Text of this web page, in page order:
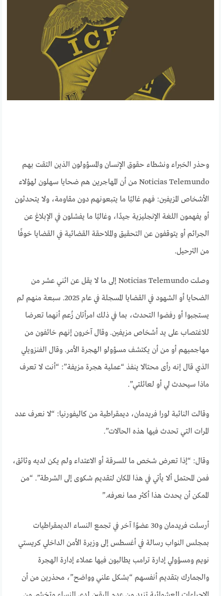
وحذر الخبراء ونشطاء حقوق الإنسان والمسؤولون الذين التقت بهم
Noticias Telemundo من أن المهاجرين هم ضحايا سهلون لهؤلاء
الأشخاص المزيفين: فهم غالبًا ما يتبعونهم دون مقاومة، ولا يتحدثون
أو يفهمون اللغة الإنجليزية جيدًا، وغالبًا ما يفشلون في الإبلاغ عن
الجرائم أو يتوقفون عن التحقيق والملاحقة القضائية في القضايا خوفًا
من الترحيل.
وصلت Noticias Telemundo إلى ما لا يقل عن اثني عشر من
الضحايا أو الشهود في القضايا المسجلة في عام 2025. سبعة منهم لم
يستجبوا أو رفضوا التحدث، بما في ذلك امرأتان زُعم أنهما تعرضا
للاغتصاب على يد أشخاص مزيفين. وقال آخرون إنهم خائفون من
مهاجميهم أو من أن يكتشف مسؤولو الهجرة الأمر. وقال الفنزويلي
الذي قال إنه رأى محتالا ينفذ “عملية هجرة مزيفة”: “أنت لا تعرف
ماذا سيحدث لي أو لعائلتي”.
وقالت النائبة لورا فريدمان، ديمقراطية من كاليفورنيا: “لا نعرف عدد
المرات التي تحدث فيها هذه الحالات”.
وقال: “إذا تعرض شخص ما للسرقة أو الاعتداء ولم يكن لديه وثائق،
فمن المحتمل ألا يأتي في هذا المكان لتقديم شكوى إلى الشرطة”. “من
الممكن أن يحدث هذا أكثر مما نعرفه.”
أرسلت فريدمان و30 عضوًا آخر في تجمع النساء الديمقراطيات
بمجلس النواب رسالة في أغسطس إلى وزيرة الأمن الداخلي كريستي
نويم ومسؤولي إدارة ترامب يطالبون فيها عملاء إدارة الهجرة
والجمارك بتقديم أنفسهم “بشكل علني وواضح”، محذرين من أن